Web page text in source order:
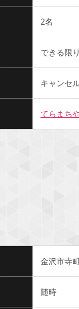
2名
できる限
キャンセ
てらまち
金沢市寺
随時